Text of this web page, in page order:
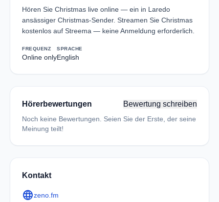
Hören Sie Christmas live online — ein in Laredo
ansässiger Christmas-Sender. Streamen Sie Christmas
kostenlos auf Streema — keine Anmeldung erforderlich.
FREQUENZ
Online only
SPRACHE
English
Hörerbewertungen Bewertung schreiben
Noch keine Bewertungen. Seien Sie der Erste, der seine
Meinung teilt!
Kontakt
languagezeno.fm